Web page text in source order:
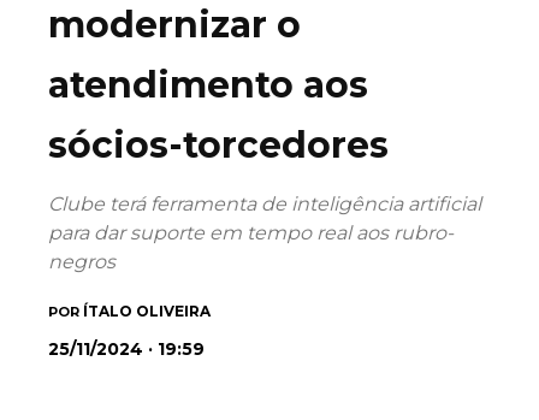
modernizar o
atendimento aos
sócios-torcedores
Clube terá ferramenta de inteligência artificial
para dar suporte em tempo real aos rubro-
negros
POR ÍTALO OLIVEIRA
25/11/2024 · 19:59